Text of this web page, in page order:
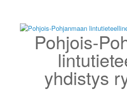
content
Pohjois-
yhdistys